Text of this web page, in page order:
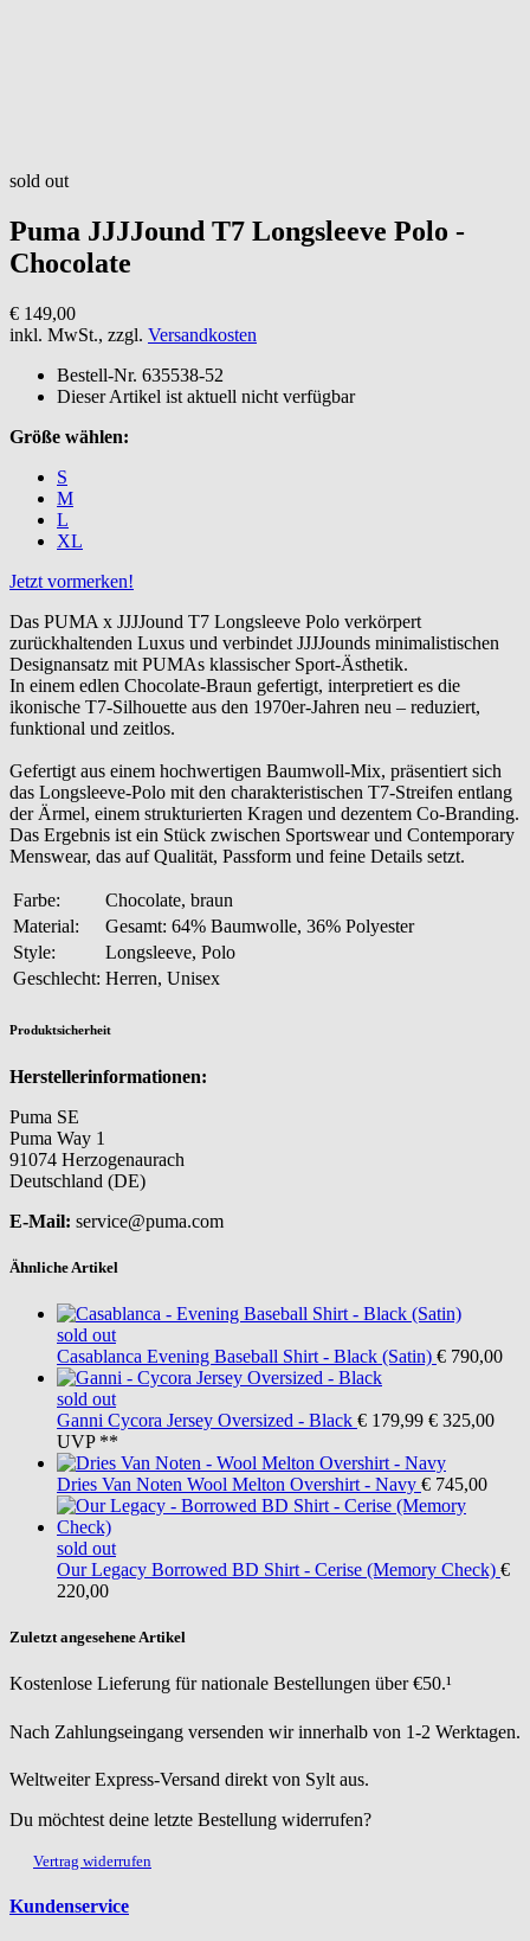
sold out
Puma JJJJound T7 Longsleeve Polo -
Chocolate
€ 149,00
inkl. MwSt., zzgl. Versandkosten
Bestell-Nr. 635538-52
Dieser Artikel ist aktuell nicht verfügbar
Größe wählen:
S
M
L
XL
Jetzt vormerken!
Das PUMA x JJJJound T7 Longsleeve Polo verkörpert
zurückhaltenden Luxus und verbindet JJJJounds minimalistischen
Designansatz mit PUMAs klassischer Sport-Ästhetik.
In einem edlen Chocolate-Braun gefertigt, interpretiert es die
ikonische T7-Silhouette aus den 1970er-Jahren neu – reduziert,
funktional und zeitlos.
Gefertigt aus einem hochwertigen Baumwoll-Mix, präsentiert sich
das Longsleeve-Polo mit den charakteristischen T7-Streifen entlang
der Ärmel, einem strukturierten Kragen und dezentem Co-Branding.
Das Ergebnis ist ein Stück zwischen Sportswear und Contemporary
Menswear, das auf Qualität, Passform und feine Details setzt.
Farbe:
Chocolate, braun
Material:
Gesamt: 64% Baumwolle, 36% Polyester
Style:
Longsleeve, Polo
Geschlecht: Herren, Unisex
Produktsicherheit
Herstellerinformationen:
Puma SE
Puma Way 1
91074 Herzogenaurach
Deutschland (DE)
E-Mail: service@puma.com
Ähnliche Artikel
sold out
Casablanca Evening Baseball Shirt - Black (Satin) € 790,00
sold out
Ganni Cycora Jersey Oversized - Black € 179,99 € 325,00
UVP **
Dries Van Noten Wool Melton Overshirt - Navy € 745,00
sold out
Our Legacy Borrowed BD Shirt - Cerise (Memory Check) €
220,00
Zuletzt angesehene Artikel
Kostenlose Lieferung für nationale Bestellungen über €50.¹
Nach Zahlungseingang versenden wir innerhalb von 1-2 Werktagen.
Weltweiter Express-Versand direkt von Sylt aus.
Du möchtest deine letzte Bestellung widerrufen?
Vertrag widerrufen
Kundenservice